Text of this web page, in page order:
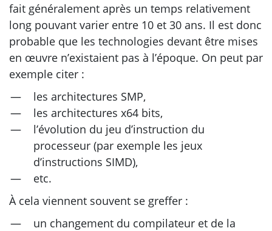
fait généralement après un temps relativement
long pouvant varier entre 10 et 30 ans. Il est donc
probable que les technologies devant être mises
en œuvre n’existaient pas à l’époque. On peut par
exemple citer :
les architectures SMP,
les architectures x64 bits,
l’évolution du jeu d’instruction du
processeur (par exemple les jeux
d’instructions SIMD),
etc.
À cela viennent souvent se greffer :
un changement du compilateur et de la